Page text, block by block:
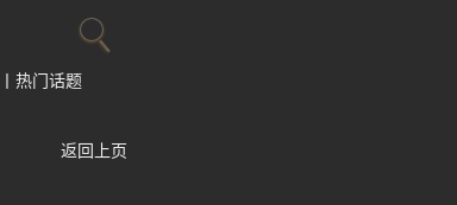
热门话题
返回上页